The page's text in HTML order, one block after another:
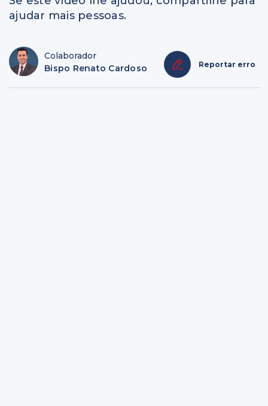
ajudar mais pessoas.
Colaborador
Bispo Renato Cardoso
Reportar erro